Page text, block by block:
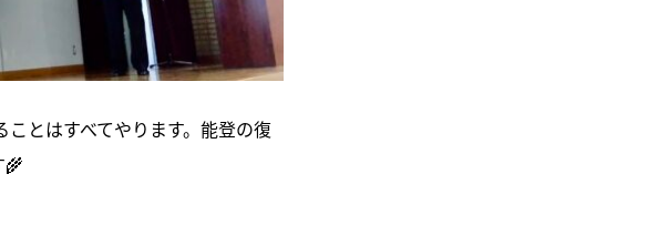
とはすべてやります。能登の復